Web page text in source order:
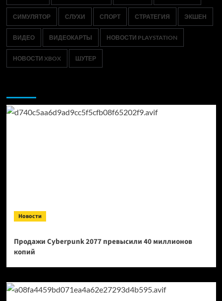
СИМУЛЯТОР СЛУХИ СПОРТ СТРАТЕГИЯ ЭКШЕН
ВИДЕО ВИДЕОКАРТЫ НОВОСТИ PLAYSTATION
НОВОСТИ XBOX ШУТЕР
Новости
Продажи Cyberpunk 2077 превысили 40 миллионов
копий